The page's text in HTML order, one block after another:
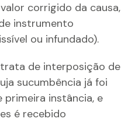
corrigido da causa,
instrumento
ou infundado).
de interposição de
sucumbência já foi
primeira instância, e
é recebido